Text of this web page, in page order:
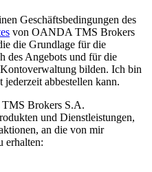
Geschäftsbedingungen des
von OANDA TMS Brokers
die Grundlage für die
des Angebots und für die
bilden. Ich bin
jederzeit abbestellen kann.
Brokers S.A.
und Dienstleistungen,
an die von mir
erhalten: